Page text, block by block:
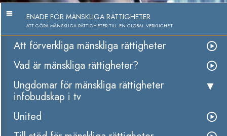
ENADE FÖR MÄNSKLIGA RÄTTIGHETER
ATT GÖRA MÄNSKLIGA RÄTTIGHETER TILL EN GLOBAL VERKLIGHET
Att förverkliga mänskliga rättigheter
Vad är mänskliga rättigheter?
Ungdomar för mänskliga rättigheter
infobudskap i tv
United